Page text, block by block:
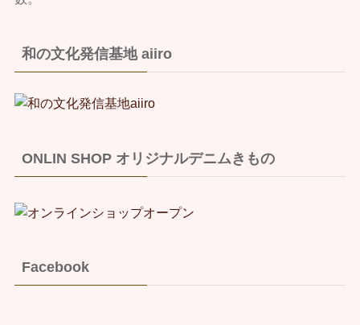
和の文化発信基地 aiiro
ONLIN SHOP オリジナルデニムきもの
Facebook